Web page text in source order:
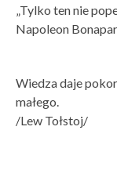
„Tylko ten nie
Napoleon
Wiedza daje
małego.
/Lew Tołstoj/